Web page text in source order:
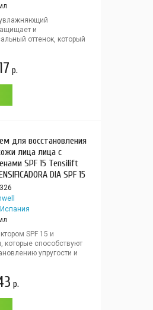
и
оттенок, который
р.
для восстановления
лица лица с
SPF 15 Tensilift
DIA SPF 15
Испания
SPF 15 и
способствуют
упругости и
р.